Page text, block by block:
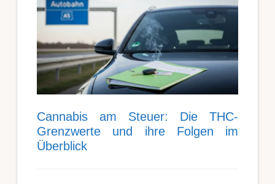
Can­nabis am Steu­er: Die THC-
Grenz­werte und ihre Folgen im
Über­blick